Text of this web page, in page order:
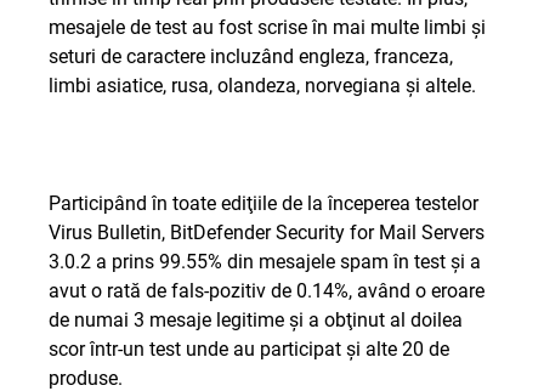
mesajele de test au fost scrise în mai multe limbi şi
seturi de caractere incluzând engleza, franceza,
limbi asiatice, rusa, olandeza, norvegiana şi altele.
Participând în toate ediţiile de la începerea testelor
Virus Bulletin, BitDefender Security for Mail Servers
3.0.2 a prins 99.55% din mesajele spam în test şi a
avut o rată de fals-pozitiv de 0.14%, având o eroare
de numai 3 mesaje legitime şi a obţinut al doilea
scor într-un test unde au participat şi alte 20 de
produse.